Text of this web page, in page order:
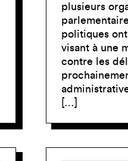
plusieurs
politiques
visant à une
contre les
[…]